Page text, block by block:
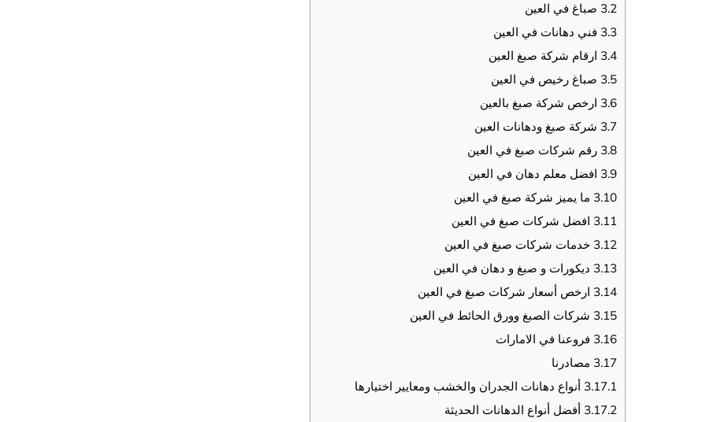
3.2 صباغ في العين
3.3 فني دهانات في العين
3.4 ارقام شركة صبغ العين
3.5 صباغ رخيص في العين
3.6 ارخص شركة صبغ بالعين
3.7 شركة صبغ ودهانات العين
3.8 رقم شركات صبغ في العين
3.9 افضل معلم دهان في العين
3.10 ما يميز شركة صبغ في العين
3.11 افضل شركات صبغ في العين
3.12 خدمات شركات صبغ في العين
3.13 ديكورات و صبغ و دهان في العين
3.14 ارخص أسعار شركات صبغ في العين
3.15 شركات الصبغ وورق الحائط في العين
3.16 فروعنا في الامارات
3.17 مصادرنا
3.17.1 أنواع دهانات الجدران والخشب ومعايير اختيارها
3.17.2 أفضل أنواع الدهانات الحديثة